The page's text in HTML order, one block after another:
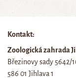
Kontakt:
Zoologická zahrada
Březinovy sady 5642/
586 01 Jihlava 1